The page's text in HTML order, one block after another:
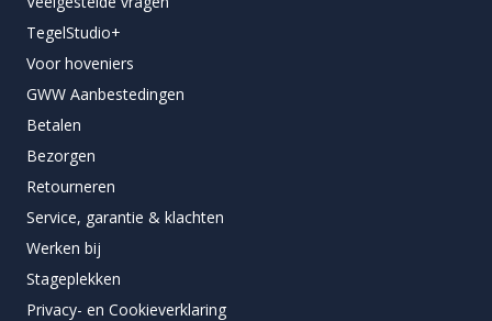
TegelStudio+
Voor hoveniers
GWW Aanbestedingen
Betalen
Bezorgen
Retourneren
Service, garantie & klachten
Werken bij
Stageplekken
Privacy- en Cookieverklaring